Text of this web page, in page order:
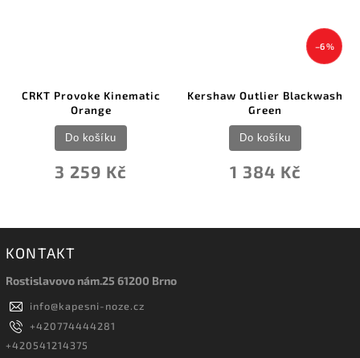
CRKT Provoke Kinematic
Orange
3 259 Kč
Do košíku
–6 %
Kershaw Outlier Blackwash
Green
1 384 Kč
Do košíku
KONTAKT
Rostislavovo nám.25 61200 Brno
info@kapesni-noze.cz
+420774444281
+420541214375